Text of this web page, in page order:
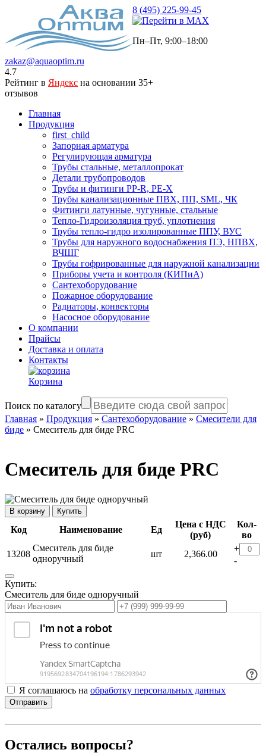
8 (495) 225-99-45
Пн–Пт, 9:00–18:00
zakaz@aquaoptim.ru
4.7
Рейтинг в Яндекс на основании 35+
отзывов
Главная
Продукция
first_child
Запорная арматура
Регулирующая арматура
Трубы стальные, металлопрокат
Детали трубопроводов
Трубы и фитинги PP-R, PE-X
Трубы канализационные ПВХ, ПП, SML, ЧК
Фитинги латунные, чугунные, стальные
Тепло-Гидроизоляция труб, уплотнения
Трубы тепло-гидро изолированные ППУ, ВУС
Трубы для наружного водоснабжения ПЭ, НПВХ,
ВЧШГ
Трубы гофрированные для наружной канализации
Приборы учета и контроля (КИПиА)
Сантехоборудование
Пожарное оборудование
Радиаторы, конвекторы
Насосное оборудование
О компании
Прайсы
Доставка и оплата
Контакты
Корзина
Поиск по каталогу
Главная » Продукция » Сантехоборудование » Смесители для
биде » Смеситель для биде PRC
Смеситель для биде PRC
Купить
Код Наименование Ед
Цена с НДС
(руб)
Кол-
во
13208
Смеситель для биде
одноручный
шт 2,366.00
+
-
Купить:
Смеситель для биде одноручный
Я соглашаюсь на обработку персональных данных
Отправить
Остались вопросы?